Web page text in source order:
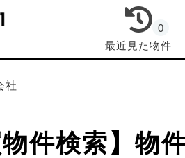
最近見た物件
0
社
物件検索】物